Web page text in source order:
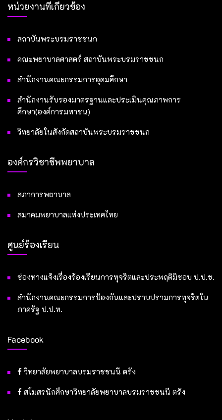
หน่วยงานที่เกี่ยวข้อง
สถาบันพระบรมราชชนก
คณะพยาบาลศาสตร์ สถาบันพระบรมราชชนก
สำนักงานคณะกรรมการอุดมศึกษา
สำนักงานรับรองมาตรฐานและประเมินคุณภาพการ
ศึกษา(องค์การมหาชน)
วิทยาลัยในสังกัดสถาบันพระบรมราชชนก
องค์กรวิชาชีพพยาบาล
สภาการพยาบาล
สมาคมพยาบาลแห่งประเทศไทย
ศูนย์ร้องเรียน
ช่องทางแจ้งเรื่องร้องเรียนการทุจริตและประพฤติมิชอบ ป.ป.ช.
สำนักงานคณะกรรมการป้องกันและปราบปรามการทุจริตใน
ภาครัฐ ป.ป.ท.
Facebook
วิทยาลัยพยาบาลบรมราชชนนี ตรัง
สโมสรนักศึกษาวิทยาลัยพยาบาลบรมราชชนนี ตรัง